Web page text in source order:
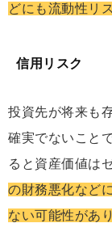
どにも流動性リ
信用リスク
投資先が将来も
確実でないこと
ると資産価値は
の財務悪化など
ない可能性があ